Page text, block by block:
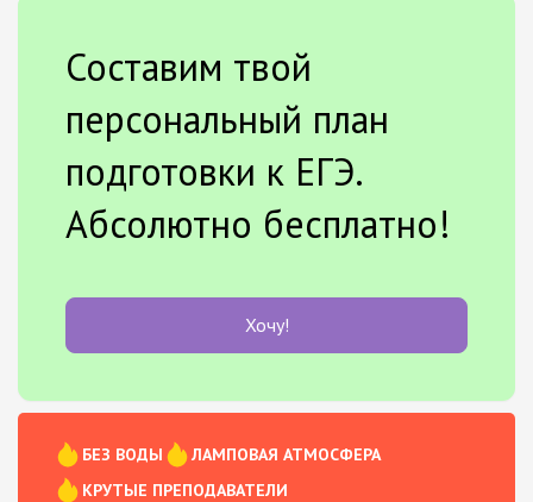
Составим твой
персональный план
подготовки к ЕГЭ.
Абсолютно бесплатно!
Хочу!
БЕЗ ВОДЫ
ЛАМПОВАЯ АТМОСФЕРА
КРУТЫЕ ПРЕПОДАВАТЕЛИ